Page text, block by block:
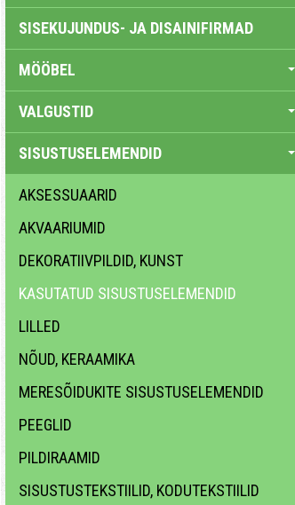
SISEKUJUNDUS- JA DISAINIFIRMAD
MÖÖBEL
VALGUSTID
SISUSTUSELEMENDID
AKSESSUAARID
AKVAARIUMID
DEKORATIIVPILDID, KUNST
KASUTATUD SISUSTUSELEMENDID
LILLED
NÕUD, KERAAMIKA
MERESÕIDUKITE SISUSTUSELEMENDID
PEEGLID
PILDIRAAMID
SISUSTUSTEKSTIILID, KODUTEKSTIILID